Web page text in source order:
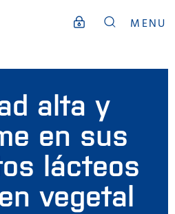
MENU
alta y
en sus
lácteos
vegetal